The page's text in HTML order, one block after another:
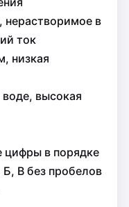
нерастворимое в
ток
низкая
высокая
цифры в порядке
В без пробелов